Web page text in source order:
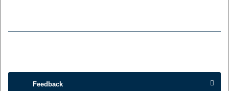
Feedback